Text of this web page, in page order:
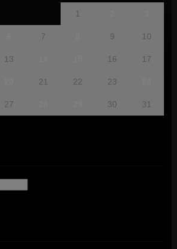
1
7 9 10
13 16 17
21 22 23
27 30
31